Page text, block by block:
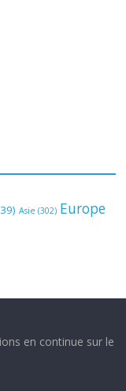
Asie (302) Europe
en continue sur le